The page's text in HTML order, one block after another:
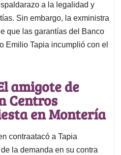
a la legalidad y
Sin embargo, la exministra
que las garantías del Banco
Emilio Tapia incumplió con el
amigote de
Centros
en Montería
contraatacó a Tapia
la demanda en su contra